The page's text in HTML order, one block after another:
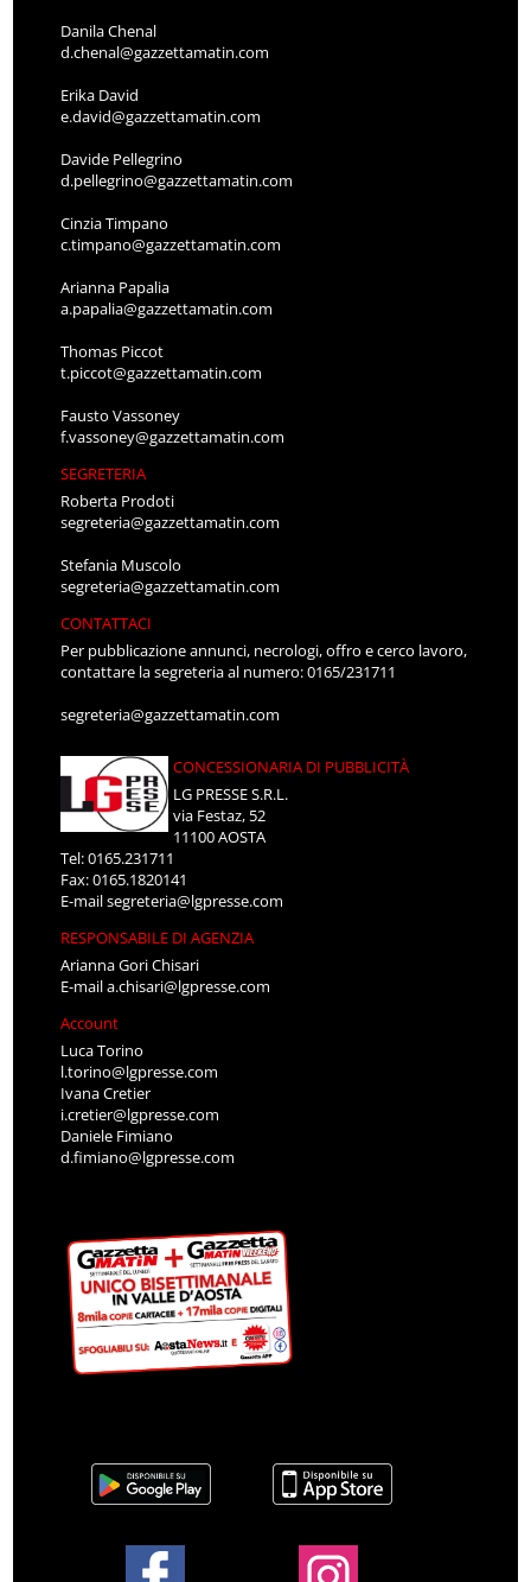
Danila Chenal
d.chenal@gazzettamatin.com
Erika David
e.david@gazzettamatin.com
Davide Pellegrino
d.pellegrino@gazzettamatin.com
Cinzia Timpano
c.timpano@gazzettamatin.com
Arianna Papalia
a.papalia@gazzettamatin.com
Thomas Piccot
t.piccot@gazzettamatin.com
Fausto Vassoney
f.vassoney@gazzettamatin.com
SEGRETERIA
Roberta Prodoti
segreteria@gazzettamatin.com
Stefania Muscolo
segreteria@gazzettamatin.com
CONTATTACI
Per pubblicazione annunci, necrologi, offro e cerco lavoro,
contattare la segreteria al numero: 0165/231711
segreteria@gazzettamatin.com
CONCESSIONARIA DI PUBBLICITÀ
LG PRESSE S.R.L.
via Festaz, 52
11100 AOSTA
Tel: 0165.231711
Fax: 0165.1820141
E-mailsegreteria@lgpresse.com
RESPONSABILE DI AGENZIA
Arianna Gori Chisari
E-maila.chisari@lgpresse.com
Account
Luca Torino
l.torino@lgpresse.com
Ivana Cretier
i.cretier@lgpresse.com
Daniele Fimiano
d.fimiano@lgpresse.com